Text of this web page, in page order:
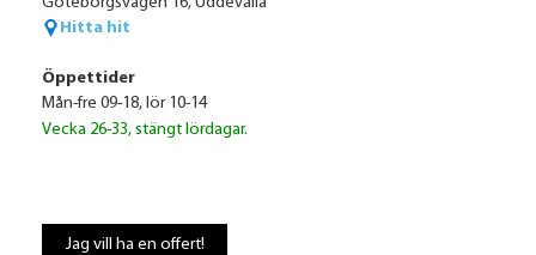
Audi Financial Services
Hitta hit
Öppettider
Mån-fre 09-18, lör 10-14
Vecka 26-33, stängt lördagar.
Jag vill ha en offert!